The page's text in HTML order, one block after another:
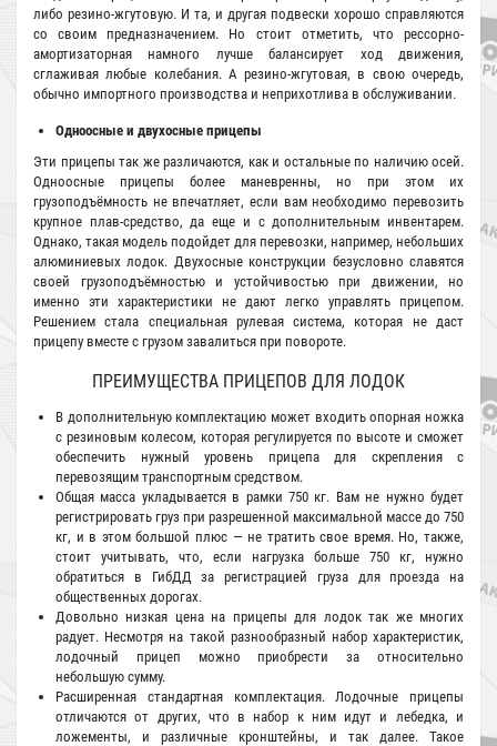
либо резино-жгутовую. И та, и другая подвески хорошо справляются
со своим предназначением. Но стоит отметить, что рессорно-
амортизаторная намного лучше балансирует ход движения,
сглаживая любые колебания. А резино-жгутовая, в свою очередь,
обычно импортного производства и неприхотлива в обслуживании.
Одноосные и двухосные прицепы
Эти прицепы так же различаются, как и остальные по наличию осей.
Одноосные прицепы более маневренны, но при этом их
грузоподъёмность не впечатляет, если вам необходимо перевозить
крупное плав-средство, да еще и с дополнительным инвентарем.
Однако, такая модель подойдет для перевозки, например, небольших
алюминиевых лодок. Двухосные конструкции безусловно славятся
своей грузоподъёмностью и устойчивостью при движении, но
именно эти характеристики не дают легко управлять прицепом.
Решением стала специальная рулевая система, которая не даст
прицепу вместе с грузом завалиться при повороте.
ПРЕИМУЩЕСТВА ПРИЦЕПОВ ДЛЯ ЛОДОК
В дополнительную комплектацию может входить опорная ножка
с резиновым колесом, которая регулируется по высоте и сможет
обеспечить нужный уровень прицепа для скрепления с
перевозящим транспортным средством.
Общая масса укладывается в рамки 750 кг. Вам не нужно будет
регистрировать груз при разрешенной максимальной массе до 750
кг, и в этом большой плюс — не тратить свое время. Но, также,
стоит учитывать, что, если нагрузка больше 750 кг, нужно
обратиться в ГибДД за регистрацией груза для проезда на
общественных дорогах.
Довольно низкая цена на прицепы для лодок так же многих
радует. Несмотря на такой разнообразный набор характеристик,
лодочный прицеп можно приобрести за относительно
небольшую сумму.
Расширенная стандартная комплектация. Лодочные прицепы
отличаются от других, что в набор к ним идут и лебедка, и
ложементы, и различные кронштейны, и так далее. Такое